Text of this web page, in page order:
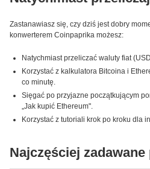
Zastanawiasz się, czy dziś jest dobry
konwerterem Coinpaprika możesz:
Natychmiast przeliczać waluty fiat
Korzystać z kalkulatora Bitcoina i
co minutę.
Sięgać po przyjazne początkującym
„Jak kupić Ethereum".
Korzystać z tutoriali krok po kroku dla
Najczęściej zadawane